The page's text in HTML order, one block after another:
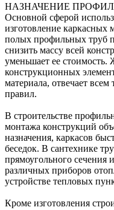
НАЗНАЧЕНИЕ
Основной сферой
изготовление каркасных
полых профильных труб
снизить массу всей
уменьшает ее стоимость.
конструкционных
материала, отвечает
правил.
В строительстве
монтажа конструкций
назначения, каркасов
беседок. В сантехнике
прямоугольного сечения
различных приборов
устройстве тепловых
Кроме изготовления